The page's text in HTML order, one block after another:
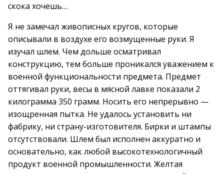
скока хочешь…
Я не замечал живописных кругов, которые
описывали в воздухе его возмущенные руки. Я
изучал шлем. Чем дольше осматривал
конструкцию, тем больше проникался уважением к
военной функциональности предмета. Предмет
оттягивал руки, весы в мясной лавке показали 2
килограмма 350 грамм. Носить его непрерывно —
изощренная пытка. Не удалось установить ни
фабрику, ни страну-изготовителя. Бирки и штампы
отсутствовали. Шлем был исполнен аккуратно и
основательно, как любой высокотехнологичный
продукт военной промышленности. Желтая